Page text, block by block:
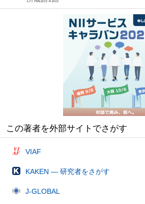
この著者を外部サイトでさがす
VIAF
KAKEN — 研究者をさがす
J-GLOBAL